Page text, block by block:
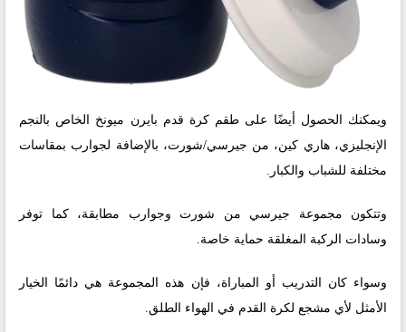
ويمكنك الحصول أيضًا على طقم كرة قدم بايرن ميونخ الخاص بالنجم
الإنجليزي، هاري كين، من جيرسي/شورت، بالإضافة لجوارب بمقاسات
مختلفة للشباب والكبار.
وتتكون مجموعة جيرسي من شورت وجوارب مطابقة، كما توفر
وسادات الركبة المغلقة حماية خاصة.
وسواء كان التدريب أو المباراة، فإن هذه المجموعة هي دائمًا الخيار
الأمثل لأي مشجع لكرة القدم في الهواء الطلق.